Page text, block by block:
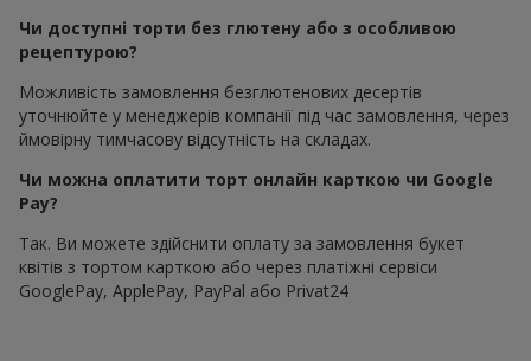
Чи доступні торти без глютену або з особливою
рецептурою?
Можливість замовлення безглютенових десертів
уточнюйте у менеджерів компанії під час замовлення, через
ймовірну тимчасову відсутність на складах.
Чи можна оплатити торт онлайн карткою чи Google
Pay?
Так. Ви можете здійснити оплату за замовлення букет
квітів з тортом карткою або через платіжні сервіси
GooglePay, ApplePay, PayPal або Privat24